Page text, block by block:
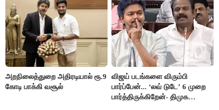
அறநிலைத்துறை அதிரடியால் ரூ.9
கோடி பாக்கி வசூல்
விஜய் படங்களை விரும்பி
பார்ப்பேன்... ‘லவ் டுடே’ 6 முறை
பார்த்திருக்கிறேன்- திமுக